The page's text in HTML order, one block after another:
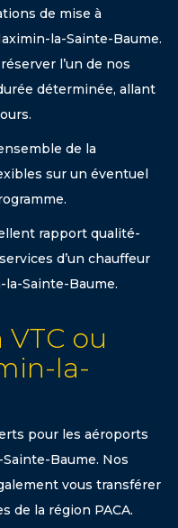
de mise à
la-Sainte-Baume.
l’un de nos
déterminée, allant
de la
sur un éventuel
rapport qualité-
d’un chauffeur
la-Sainte-Baume.
VTC ou
la-
pour les aéroports
Baume. Nos
vous transférer
de la région PACA.